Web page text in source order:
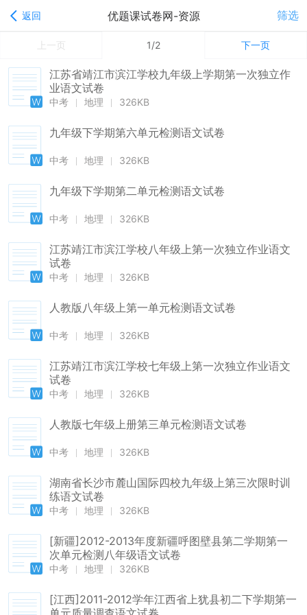
返回 优题课试卷网-资源 筛选
上一页 1/2 下一页
江苏省靖江市滨江学校九年级上学期第一次独立作
业语文试卷
中考 地理 326KB
九年级下学期第六单元检测语文试卷
中考 地理 326KB
九年级下学期第二单元检测语文试卷
中考 地理 326KB
江苏靖江市滨江学校八年级上第一次独立作业语文
试卷
中考 地理 326KB
人教版八年级上第一单元检测语文试卷
中考 地理 326KB
江苏靖江市滨江学校七年级上第一次独立作业语文
试卷
中考 地理 326KB
人教版七年级上册第三单元检测语文试卷
中考 地理 326KB
湖南省长沙市麓山国际四校九年级上第三次限时训
练语文试卷
中考 地理 326KB
[新疆]2012-2013年度新疆呼图壁县第二学期第一
次单元检测八年级语文试卷
中考 地理 326KB
[江西]2011-2012学年江西省上犹县初二下学期第一